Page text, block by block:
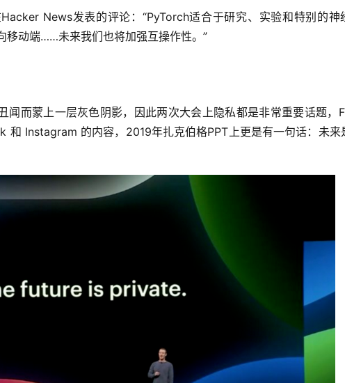
News发表的评论：“PyTorch适合于研究、实验和特别的神
移动端……未来我们也将加强互操作性。”
闻而蒙上一层灰色阴影，因此两次大会上隐私都是非常重要话题，
和 Instagram 的内容，2019年扎克伯格PPT上更是有一句话：未来